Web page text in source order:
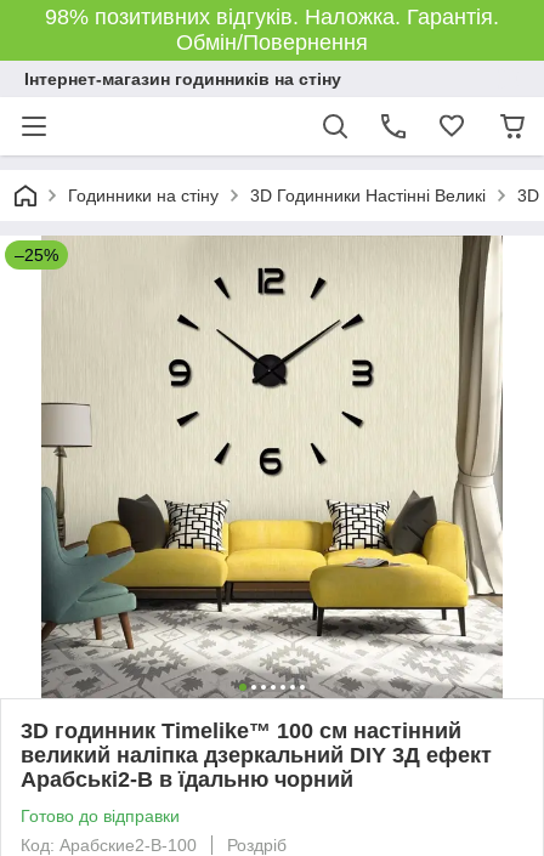
98% позитивних відгуків. Наложка. Гарантія.
Обмін/Повернення
Інтернет-магазин годинників на стіну
Годинники на стіну 3D Годинники Настінні Великі 3D
–25%
3D годинник Timelike™ 100 см настінний
великий наліпка дзеркальний DIY 3Д ефект
Арабські2-B в їдальню чорний
Готово до відправки
Код: Арабские2-B-100
Роздріб